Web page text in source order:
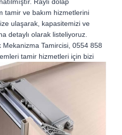
tamir ve bakım hizmetlerini
ulaşarak, kapasitemizi ve
detaylı olarak listeliyoruz.
Tamircisi, 0554 858
tamir hizmetleri için bizi